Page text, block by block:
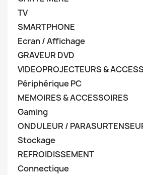
TV
SMARTPHONE
Ecran / Affichage
GRAVEUR DVD
VIDEOPROJECTEURS &
Périphérique PC
MEMOIRES & ACCESSOIRES
Gaming
ONDULEUR /
Stockage
REFROIDISSEMENT
Connectique